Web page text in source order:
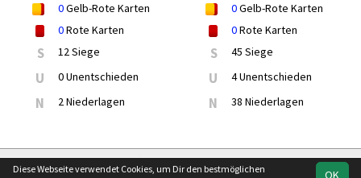
0Gelb-Rote Karten
0Rote Karten
S 12 Siege
U 0 Unentschieden
N 2 Niederlagen
0Gelb-Rote Karten
0Rote Karten
S 45 Siege
U 4 Unentschieden
N 38 Niederlagen
soccero.de
OK
Diese Webseite verwendet Cookies, um Dir den bestmöglichen